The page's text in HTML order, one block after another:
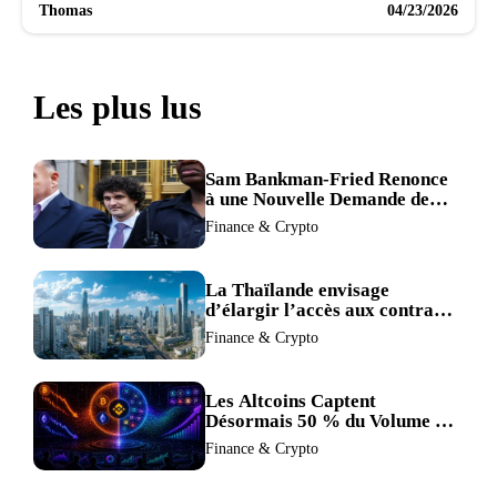
Thomas 04/23/2026
Les plus lus
Sam Bankman-Fried Renonce
à une Nouvelle Demande de
Procès, Intensifiant la
Pression pour la Récusation
Finance & Crypto
La Thaïlande envisage
d’élargir l’accès aux contrats
à terme crypto dans une
refonte de sa réglementation.
Finance & Crypto
Les Altcoins Captent
Désormais 50 % du Volume de
Trading de Binance : La
Liquidité S’éclipse au Profit de
Finance & Crypto